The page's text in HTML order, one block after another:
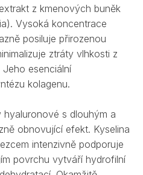
z kmenových buněk
Vysoká koncentrace
posiluje přirozenou
ztráty vlhkosti z
esenciální
kolagenu.
hyaluronové s dlouhým a
obnovující efekt. Kyselina
intenzivně podporuje
povrchu vytváří hydrofilní